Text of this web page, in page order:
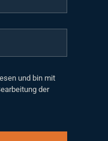
und bin mit
der